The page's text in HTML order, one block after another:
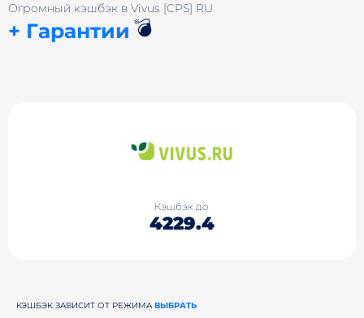
Огромный кэшбэк в Vivus [CPS] RU
+ Гарантии 💣
Кэшбэк до
4229.4
КЭШБЭК ЗАВИСИТ ОТ РЕЖИМА ВЫБРАТЬ